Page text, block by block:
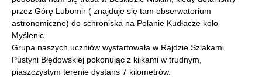
przez Górę Lubomir ( znajduje się tam obserwatorium
astronomiczne) do schroniska na Polanie Kudłacze koło
Myślenic.
Grupa naszych uczniów wystartowała w Rajdzie Szlakami
Pustyni Błędowskiej pokonując z kijkami w trudnym,
piaszczystym terenie dystans 7 kilometrów.